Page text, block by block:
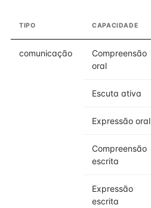
TIPO CAPACIDADE
comunicação
Compreensão
oral
Escuta ativa
Expressão oral
Compreensão
escrita
Expressão
escrita